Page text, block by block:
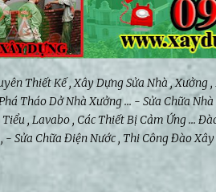
Thiết Kế , Xây Dựng Sửa Nhà , Xưởng
Tháo Dở Nhà Xưởng ... - Sửa Chữa
Tiểu , Lavabo , Các Thiết Bị Cảm Ứng ...
- Sửa Chữa Điện Nước , Thi Công Đào